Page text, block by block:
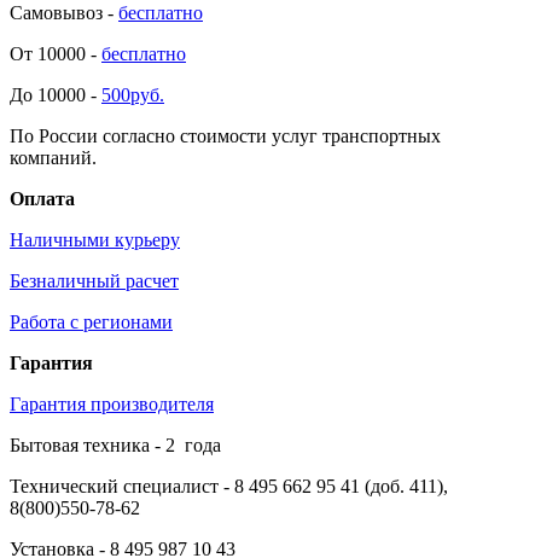
Самовывоз - бесплатно
От 10000 - бесплатно
До 10000 - 500руб.
По России согласно стоимости услуг транспортных
компаний.
Оплата
Наличными курьеру
Безналичный расчет
Работа с регионами
Гарантия
Гарантия производителя
Бытовая техника - 2 года
Технический специалист - 8 495 662 95 41 (доб. 411),
8(800)550-78-62
Установка - 8 495 987 10 43